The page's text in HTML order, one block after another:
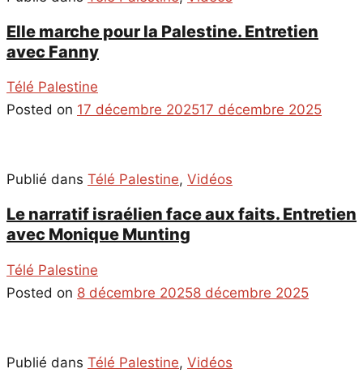
Elle marche pour la Palestine. Entretien
avec Fanny
Télé Palestine
Posted on 17 décembre 202517 décembre 2025
Publié dans Télé Palestine, Vidéos
Le narratif israélien face aux faits. Entretien
avec Monique Munting
Télé Palestine
Posted on 8 décembre 20258 décembre 2025
Publié dans Télé Palestine, Vidéos